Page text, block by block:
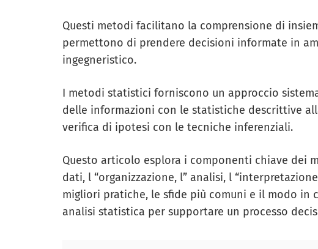
Questi metodi facilitano la comprensione di
permettono di prendere decisioni informate in
ingegneristico.
I metodi statistici forniscono un approccio
delle informazioni con le statistiche descrittive
verifica di ipotesi con le tecniche inferenziali.
Questo articolo esplora i componenti chiave dei
dati, l “organizzazione, l” analisi, l
migliori pratiche, le sfide più comuni e il modo in
analisi statistica per supportare un processo